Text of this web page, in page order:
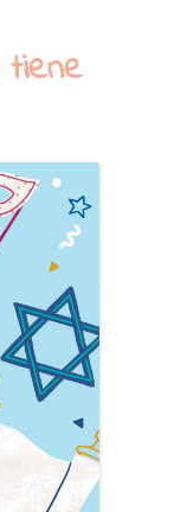
tiene